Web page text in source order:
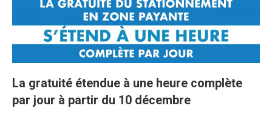
La gratuité étendue à une heure complète
par jour à partir du 10 décembre